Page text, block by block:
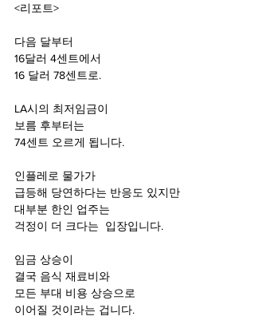
<리포트>
다음 달부터
16달러 4센트에서
16 달러 78센트로.
LA시의 최저임금이
보름 후부터는
74센트 오르게 됩니다.
인플레로 물가가
급등해 당연하다는 반응도 있지만
대부분 한인 업주는
걱정이 더 크다는  입장입니다.
임금 상승이
결국 음식 재료비와
모든 부대 비용 상승으로
이어질 것이라는 겁니다.